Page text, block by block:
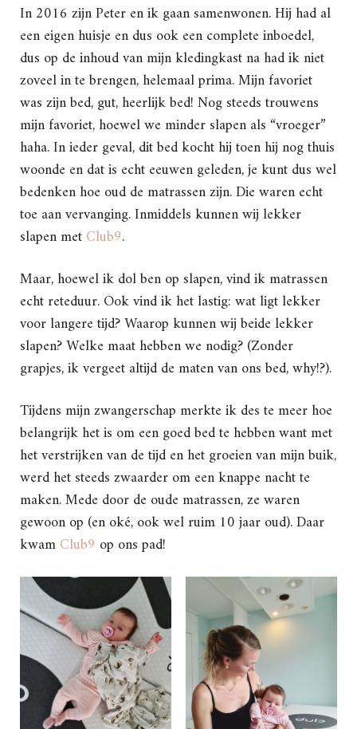
In 2016 zijn Peter en ik gaan samenwonen. Hij had al
een eigen huisje en dus ook een complete inboedel,
dus op de inhoud van mijn kledingkast na had ik niet
zoveel in te brengen, helemaal prima. Mijn favoriet
was zijn bed, gut, heerlijk bed! Nog steeds trouwens
mijn favoriet, hoewel we minder slapen als “vroeger”
haha. In ieder geval, dit bed kocht hij toen hij nog thuis
woonde en dat is echt eeuwen geleden, je kunt dus wel
bedenken hoe oud de matrassen zijn. Die waren echt
toe aan vervanging. Inmiddels kunnen wij lekker
slapen metClub9.
Maar, hoewel ik dol ben op slapen, vind ik matrassen
echt reteduur. Ook vind ik het lastig: wat ligt lekker
voor langere tijd? Waarop kunnen wij beide lekker
slapen? Welke maat hebben we nodig? (Zonder
grapjes, ik vergeet altijd de maten van ons bed, why!?).
Tijdens mijn zwangerschap merkte ik des te meer hoe
belangrijk het is om een goed bed te hebben want met
het verstrijken van de tijd en het groeien van mijn buik,
werd het steeds zwaarder om een knappe nacht te
maken. Mede door de oude matrassen, ze waren
gewoon op (en oké, ook wel ruim 10 jaar oud). Daar
kwamClub9 op ons pad!